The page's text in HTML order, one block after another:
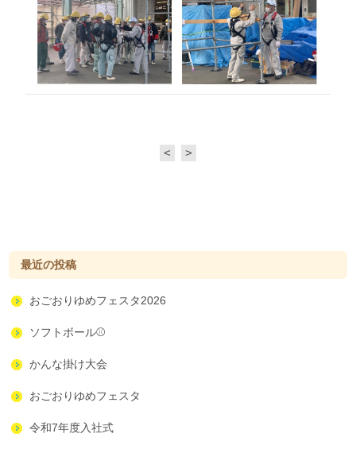
< >
最近の投稿
おごおりゆめフェスタ2026
ソフトボール⚾
かんな掛け大会
おごおりゆめフェスタ
令和7年度入社式